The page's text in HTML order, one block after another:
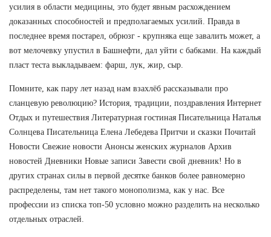
усилия в области медицины, это будет явным расхождением
доказанных способностей и предполагаемых усилий. Правда в
последнее время постарел, обрюзг - крупняка еще завалить может, а
вот мелочевку упустил в Башнефти, дал уйти с бабками. На каждый
пласт теста выкладываем: фарш, лук, жир, сыр.
Помните, как пару лет назад нам взахлёб рассказывали про
сланцевую революцию? История, традиции, поздравления Интернет
Отдых и путешествия Литературная гостиная Писательница Наталья
Солнцева Писательница Елена Лебедева Притчи и сказки Почитай
Новости Свежие новости Анонсы женских журналов Архив
новостей Дневники Новые записи Завести свой дневник! Но в
других странах силы в первой десятке банков более равномерно
распределены, там нет такого монополизма, как у нас. Все
профессии из списка топ-50 условно можно разделить на несколько
отдельных отраслей.